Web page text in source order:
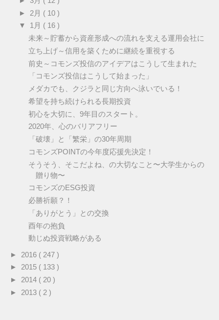
► 2月 ( 10 )
▼ 1月 ( 16 )
未来～貯蓄から資産形成への流れを支える運用会社に
立ち上げ～信用を築くために継続を重視する
前史～コモンズ投信のアイデアはこうして生まれた
「コモンズ投信はこうして始まった」
メダカでも、クジラと同じ方向へ泳いでいる！
希望を持ち続けられる長期投資
初心を大切に、9年目のスタート。
2020年、心のバリアフリー
「破壊」と「繁栄」の30年周期
コモンズPOINTの今年度応援先決定！
そうそう、そこだよね、の大切なこと〜大学生からの
贈り物〜
コモンズのESG投資
必勝祈願？！
「ありがとう」との交換
酉年の抱負
動じぬ投資戦略がある
► 2016 ( 247 )
► 2015 ( 133 )
► 2014 ( 20 )
► 2013 ( 2 )